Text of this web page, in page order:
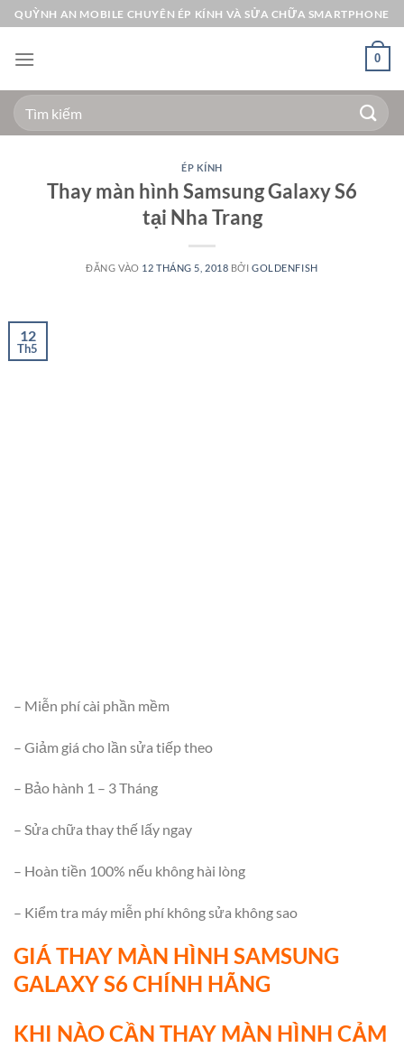
Bỏ
qua
nội
QUỲNH AN MOBILE CHUYÊN ÉP KÍNH VÀ SỬA CHỮA SMARTPHONE
0
Tìm
kiếm:
ÉP KÍNH
Thay màn hình Samsung Galaxy S6
tại Nha Trang
ĐĂNG VÀO 12 THÁNG 5, 2018 BỞIGOLDENFISH
12
Th5
– Miễn phí cài phần mềm
– Giảm giá cho lần sửa tiếp theo
– Bảo hành 1 – 3 Tháng
– Sửa chữa thay thế lấy ngay
– Hoàn tiền 100% nếu không hài lòng
– Kiểm tra máy miễn phí không sửa không sao
GIÁ THAY MÀN HÌNH SAMSUNG
GALAXY S6 CHÍNH HÃNG
KHI NÀO CẦN THAY MÀN HÌNH CẢM